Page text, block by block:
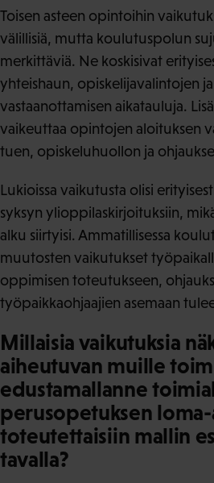
Toisen asteen opintoihin
välillisiä, mutta koulutuspolun
merkittäviä. Ne koskisivat
yhteishaun, opiskelijavalintojen
vastaanottamisen aikatauluja.
vaikeuttaa opintojen aloituksen
tuen, opiskeluhuollon ja
Lukioissa vaikutusta olisi
syksyn ylioppilaskirjoituksiin,
alku siirtyisi. Ammatillisessa
muutosten vaikutukset
oppimisen toteutukseen,
työpaikkaohjaajien asemaan
Millaisia vaikutuksia
aiheutuvan muille
edustamallanne
perusopetuksen
toteutettaisiin mallin
tavalla?